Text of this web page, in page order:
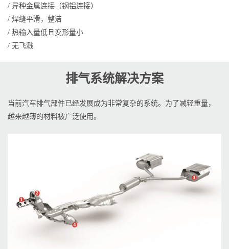
/ 异种金属连接（钢铝连接）
/ 焊缝平滑，整洁
/ 热输入量低且变形量小
/ 无飞溅
排气系统解决方案
当前汽车排气部件已经发展成为非常复杂的系统。为了减轻重量，
越来越薄的材料被广泛使用。